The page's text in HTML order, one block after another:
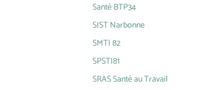
Santé BTP34
SIST Narbonne
SMTI 82
SPSTI81
SRAS Santé au Travail